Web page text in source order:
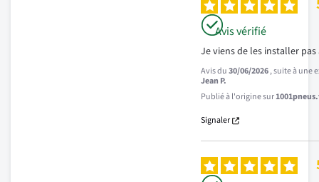
Avis vérifié
Je viens de les installer pas
Avis du30/06/2026, suite à une
Jean P.
Publié à l'origine sur
Signaler